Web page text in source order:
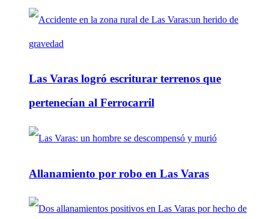
Las Varas logró escriturar terrenos que
pertenecían al Ferrocarril
Allanamiento por robo en Las Varas